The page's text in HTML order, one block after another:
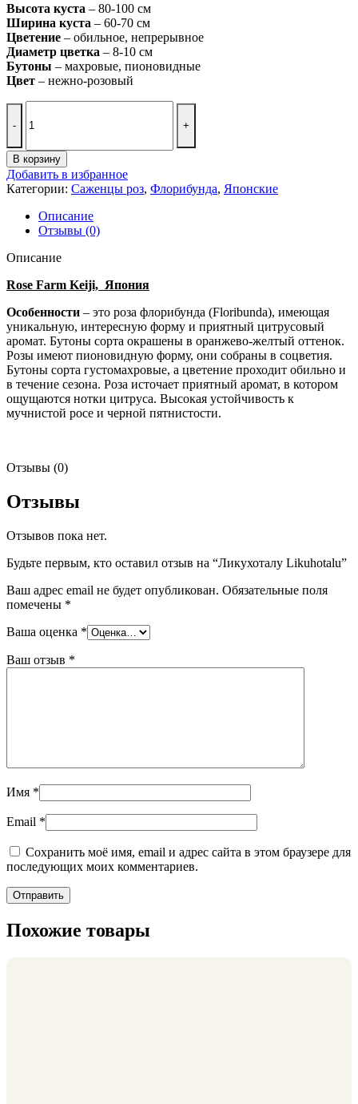
Высота куста – 80-100 см
Ширина куста – 60-70 см
Цветение – обильное, непрерывное
Диаметр цветка – 8-10 см
Бутоны – махровые, пионовидные
Цвет – нежно-розовый
товара
Likuhotalu
В корзину
Добавить в избранное
Категории: Саженцы роз, Флорибунда, Японские
Описание
Отзывы (0)
Описание
Rose Farm Keiji, Япония
Особенности – это роза флорибунда (Floribunda), имеющая
уникальную, интересную форму и приятный цитрусовый
аромат. Бутоны сорта окрашены в оранжево-желтый оттенок.
Розы имеют пионовидную форму, они собраны в соцветия.
Бутоны сорта густомахровые, а цветение проходит обильно и
в течение сезона. Роза источает приятный аромат, в котором
ощущаются нотки цитруса. Высокая устойчивость к
мучнистой росе и черной пятнистости.
Отзывы (0)
Отзывы
Отзывов пока нет.
Будьте первым, кто оставил отзыв на “Ликухоталу Likuhotalu”
Ваш адрес email не будет опубликован. Обязательные поля
помечены *
Ваша оценка *
Ваш отзыв *
Имя *
Email *
Сохранить моё имя, email и адрес сайта в этом браузере для
последующих моих комментариев.
Похожие товары